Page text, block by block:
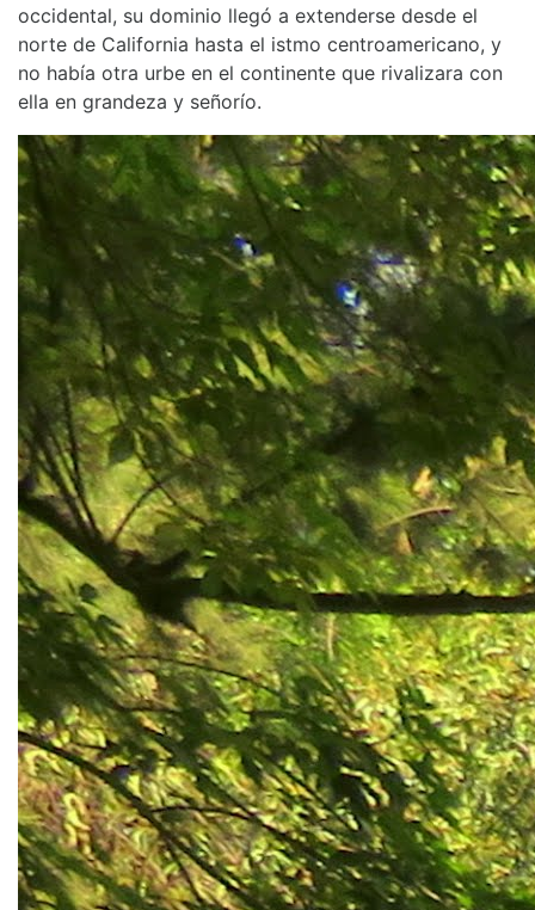
occidental, su dominio llegó a extenderse desde el
norte de California hasta el istmo centroamericano, y
no había otra urbe en el continente que rivalizara con
ella en grandeza y señorío.